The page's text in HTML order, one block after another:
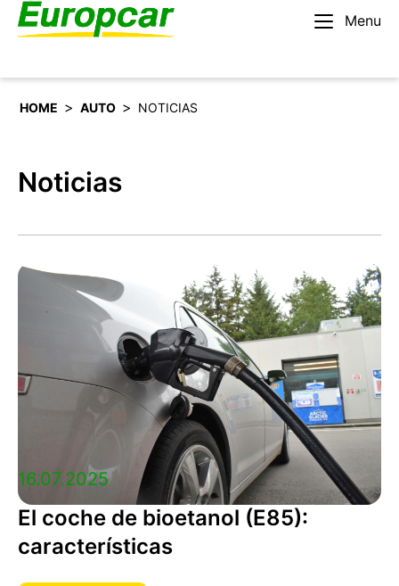
Menu
Español
HOME > AUTO > NOTICIAS
Noticias
16.07.2025
El coche de bioetanol (E85):
características